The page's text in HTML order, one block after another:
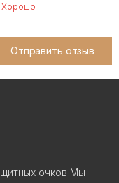
Хорошо
Отправить отзыв
очков Мы